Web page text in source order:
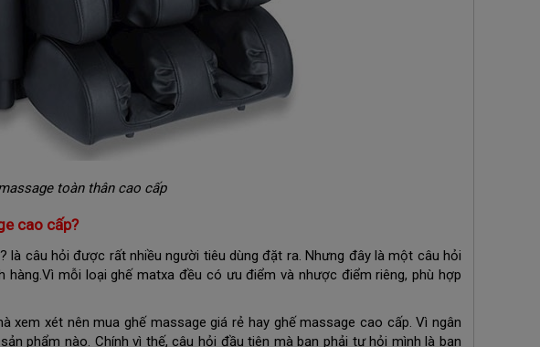
toàn thân cao cấp
cao cấp?
là câu hỏi được rất nhiều người tiêu dùng đặt ra. Nhưng đây là một câu hỏi
mỗi loại ghế matxa đều có ưu điểm và nhược điểm riêng, phù hợp
xem xét nên mua ghế massage giá rẻ hay ghế massage cao cấp. Vì ngân
phẩm nào. Chính vì thế, câu hỏi đầu tiên mà bạn phải tự hỏi mình là bạn